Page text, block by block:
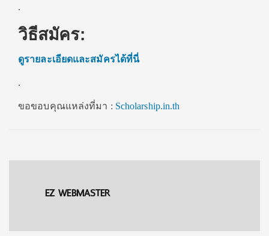
.
วิธีสมัคร:
ดูรายละเอียดและสมัครได้ที่นี่
.
ขอขอบคุณแหล่งที่มา : Scholarship.in.th
EZ WEBMASTER